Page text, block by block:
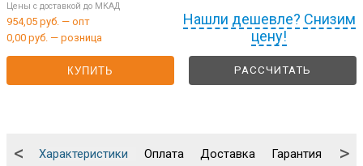
Нашли дешевле? Снизим
цену!
Цены с доставкой до МКАД
954,05 руб. — опт
0,00 руб. — розница
КУПИТЬ РАССЧИТАТЬ
Характеристики Оплата Доставка Гарантия
< >